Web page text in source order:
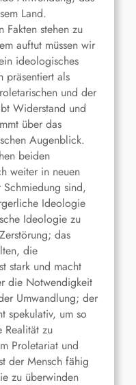
Land.
Fakten stehen zu
auftut müssen wir
ideologisches
präsentiert als
und der
Widerstand und
über das
Augenblick.
beiden
weiter in neuen
sind,
Ideologie
Ideologie zu
das
die
stark und macht
die Notwendigkeit
Umwandlung; der
spekulativ, um so
Realität zu
Proletariat und
der Mensch fähig
zu überwinden